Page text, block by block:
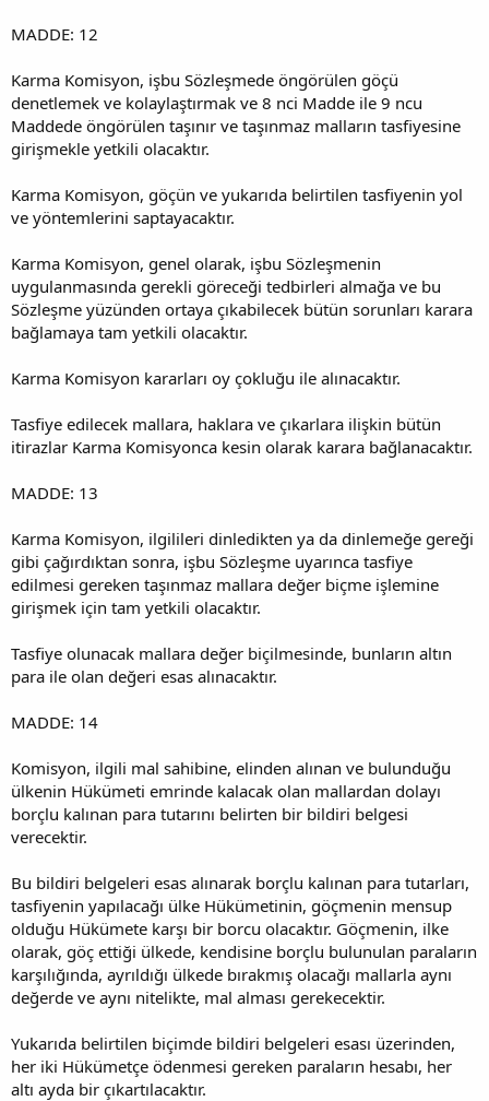
MADDE: 12
Karma Komisyon, işbu Sözleşmede öngörülen göçü
denetlemek ve kolaylaştırmak ve 8 nci Madde ile 9 ncu
Maddede öngörülen taşınır ve taşınmaz malların tasfiyesine
girişmekle yetkili olacaktır.
Karma Komisyon, göçün ve yukarıda belirtilen tasfiyenin yol
ve yöntemlerini saptayacaktır.
Karma Komisyon, genel olarak, işbu Sözleşmenin
uygulanmasında gerekli göreceği tedbirleri almağa ve bu
Sözleşme yüzünden ortaya çıkabilecek bütün sorunları karara
bağlamaya tam yetkili olacaktır.
Karma Komisyon kararları oy çokluğu ile alınacaktır.
Tasfiye edilecek mallara, haklara ve çıkarlara ilişkin bütün
itirazlar Karma Komisyonca kesin olarak karara bağlanacaktır.
MADDE: 13
Karma Komisyon, ilgilileri dinledikten ya da dinlemeğe gereği
gibi çağırdıktan sonra, işbu Sözleşme uyarınca tasfiye
edilmesi gereken taşınmaz mallara değer biçme işlemine
girişmek için tam yetkili olacaktır.
Tasfiye olunacak mallara değer biçilmesinde, bunların altın
para ile olan değeri esas alınacaktır.
MADDE: 14
Komisyon, ilgili mal sahibine, elinden alınan ve bulunduğu
ülkenin Hükümeti emrinde kalacak olan mallardan dolayı
borçlu kalınan para tutarını belirten bir bildiri belgesi
verecektir.
Bu bildiri belgeleri esas alınarak borçlu kalınan para tutarları,
tasfiyenin yapılacağı ülke Hükümetinin, göçmenin mensup
olduğu Hükümete karşı bir borcu olacaktır. Göçmenin, ilke
olarak, göç ettiği ülkede, kendisine borçlu bulunulan paraların
karşılığında, ayrıldığı ülkede bırakmış olacağı mallarla aynı
değerde ve aynı nitelikte, mal alması gerekecektir.
Yukarıda belirtilen biçimde bildiri belgeleri esası üzerinden,
her iki Hükümetçe ödenmesi gereken paraların hesabı, her
altı ayda bir çıkartılacaktır.